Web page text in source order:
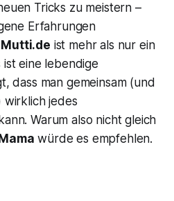
Tricks zu meistern –
Erfahrungen
ist mehr als nur ein
ist eine lebendige
dass man gemeinsam (und
wirklich jedes
Warum also nicht gleich
Mama würde es empfehlen.